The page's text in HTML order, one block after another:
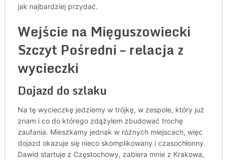
jak najbardziej przydać.
Wejście na Mięguszowiecki
Szczyt Pośredni – relacja z
wycieczki
Dojazd do szlaku
Na tę wycieczkę jedziemy w trójkę, w zespole, który już
znam i co do którego zdążyłem zbudować trochę
zaufania. Mieszkamy jednak w różnych miejscach, więc
dojazd okazuje się nieco skomplikowany i czasochłonny.
Dawid startuje z Częstochowy, zabiera mnie z Krakowa,